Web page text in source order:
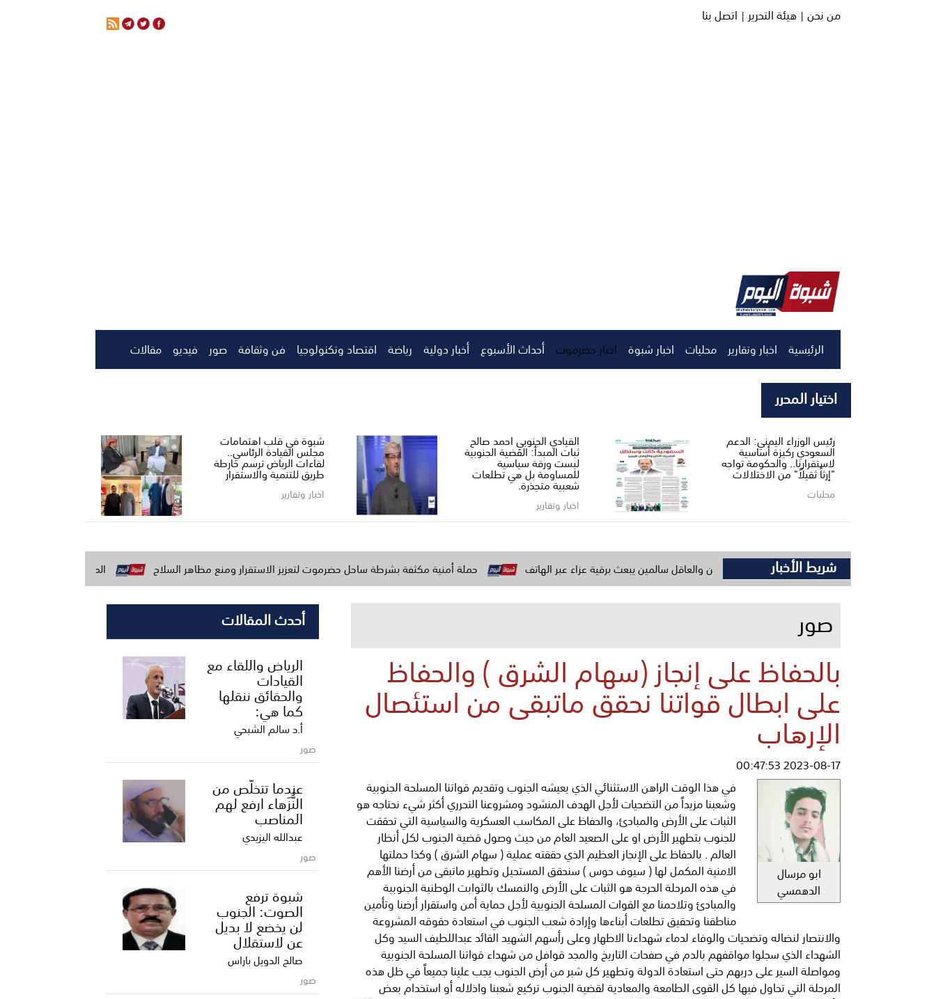
من نحن | هيئة التحرير | اتصل بنا
الرئيسية اخبار وتقارير محليات اخبار شبوة اخبار حضرموت أحداث الأسبوع أخبار دولية رياضة اقتصاد وتكنولوجيا فن وثقافة صور فيديو مقالات
اختيار المحرر
رئيس الوزراء اليمني: الدعم
السعودي ركيزة أساسية
لاستقرارنا.. والحكومة تواجه
"إرثاً ثقيلاً" من الاختلالات
محليات
القيادي الجنوبي احمد صالح ​
ثبات المبدأ: القضية الجنوبية
ليست ورقة سياسية
للمساومة بل هي تطلعات
شعبية متجذرة.
اخبار وتقارير
شبوة في قلب اهتمامات
مجلس القيادة الرئاسي..
لقاءات الرياض ترسم خارطة
طريق للتنمية والاستقرار
اخبار وتقارير
شريط الأخبار
يصل الحوطة يعزي بوفاة بن ياسين والعاقل سالمين يبعث برقية عزاء عبر الهاتف حملة أمنية مكثفة بشرطة ساحل حضرموت لتعزيز الاستقرار ومنع مظاهر السلاح المنطقة العسكرية الأولى تؤكد
صور
بالحفاظ على إنجاز (سهام الشرق ) والحفاظ
على ابطال قواتنا نحقق ماتبقى من استئصال
الإرهاب
2023-08-17 00:47:53
ابو مرسال
الدهمسي
في هذا الوقت الراهن الاستثنائي الذي يعيشه الجنوب وتقديم قواتنا المسلحة الجنوبية
وشعبنا مزيداً من التضحيات لأجل الهدف المنشود ومشروعنا التحرري أكثر شيء نحتاجه هو
الثبات على الأرض والمبادئ، والحفاظ على المكاسب العسكرية والسياسية التي تحققت
للجنوب بتطهير الأرض او على الصعيد العام من حيث وصول قضية الجنوب لكل أنظار
العالم . بالحفاظ على الإنجاز العظيم الذي حققته عملية ( سهام الشرق ) وكذا حملتها
الامنية المكمل لها ( سيوف حوس ) سنحقق المستحيل وتطهير ماتبقى من أرضنا الأهم
في هذه المرحلة الحرجة هو الثبات على الأرض والتمسك بالثوابت الوطنية الجنوبية
والمبادئ وتلاحمنا مع القوات المسلحة الجنوبية لأجل حماية أمن واستقرار أرضنا وتأمين
مناطقنا وتحقيق تطلعات أبناءها وإرادة شعب الجنوب في استعادة حقوقه المشروعة
والانتصار لنضاله وتضحيات والوفاء لدماء شهداءنا الاطهار وعلى رأسهم الشهيد القائد عبداللطيف السيد وكل
الشهداء الذي سجلوا مواقفهم بالدم في صفحات التاريخ والمجد قوافل من شهداء قواتنا المسلحة الجنوبية
ومواصلة السير على دربهم حتى استعادة الدولة وتطهير كل شبر من أرض الجنوب يجب علينا جميعاً في ظل هذه
المرحلة التي تحاول فيها كل القوى الطامعة والمعادية لقضية الجنوب تركيع شعبنا واذلاله أو استخدام بعض
أحدث المقالات
الرياض واللقاء مع
القيادات
والحقائق ننقلها
كما هي:
أ.د سالم الشبحي
صور
عندما تتخلّص من
النُّزَهاء ارفع لهم
المناصب
عبدالله اليزيدي
صور
شبوة ترفع
الصوت: الجنوب
لن يخضع لا بديل
عن لاستقلال
صالح الدويل باراس
صور